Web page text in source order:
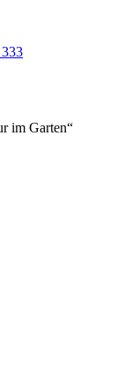
im Garten“